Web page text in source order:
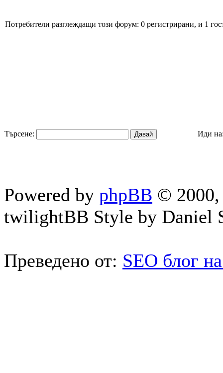
Потребители разглеждащи този форум: 0 регистрирани, и 1
Търсене: Иди
Powered by phpBB © 2000,
twilightBB Style by Daniel
Преведено от: SEO блог